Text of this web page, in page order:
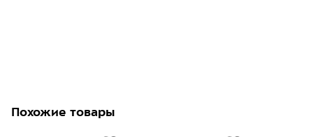
Похожие товары